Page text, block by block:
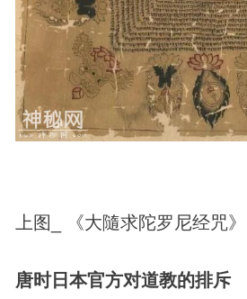
上图_ 《大隨求陀罗尼经咒》
唐时日本官方对道教的排斥